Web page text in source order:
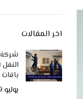
اخر المقالات
يوليو 9, 2026